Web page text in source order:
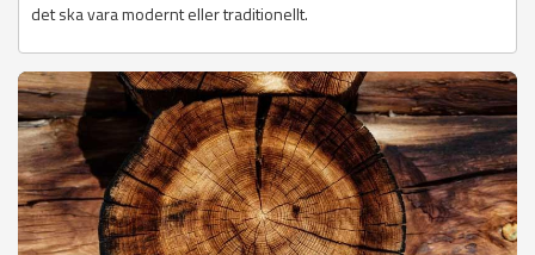
det ska vara modernt eller traditionellt.